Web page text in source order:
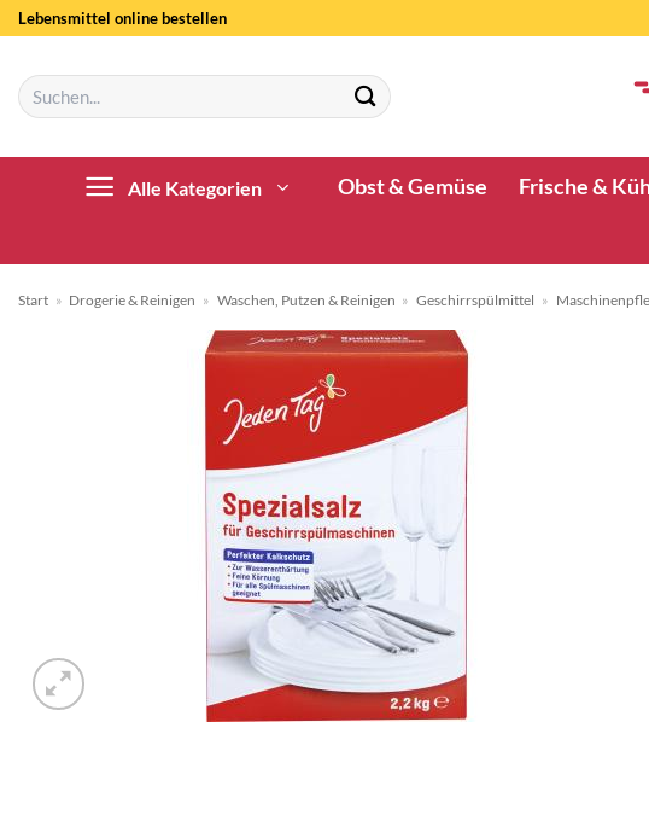
Zum
springen
Lebensmittel online bestellen
Suchen
nach:
Alle Kategorien Obst & Gemüse Frische &
Start » Drogerie & Reinigen » Waschen, Putzen & Reinigen » Geschirrspülmittel »